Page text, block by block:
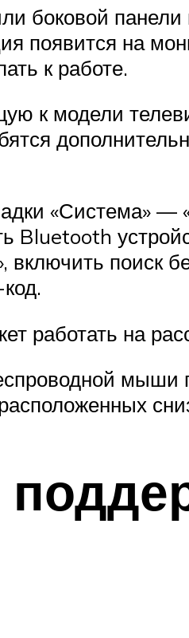
боковой
появится на
к работе.
к модели
«Система» —
Bluetooth
включить поиск
работать на
мыши